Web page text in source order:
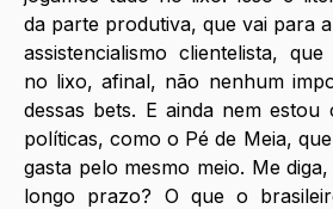
da parte produtiva, que vai para
assistencialismo clientelista,
no lixo, afinal, não nenhum
dessas bets. E ainda nem estou
políticas, como o Pé de Meia,
gasta pelo mesmo meio. Me
longo prazo? O que o